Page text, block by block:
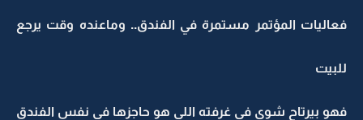
فعاليات المؤتمر مستمرة في الفندق.. وماعنده وقت يرجع
للبيت
فهو بيرتاح شوي في غرفته اللي هو حاجزها في نفس الفندق